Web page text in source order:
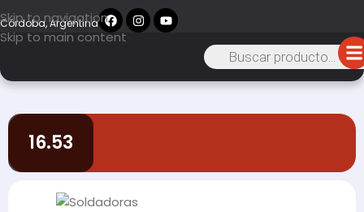
Skip to navigation
Skip to main content
Córdoba, Argentina
16.53